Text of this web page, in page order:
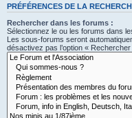
PRÉFÉRENCES DE LA
Rechercher dans les forums :
Sélectionnez le ou les forums dans
Les sous-forums seront
désactivez pas l’option «